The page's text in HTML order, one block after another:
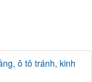
ô tô tránh, kinh